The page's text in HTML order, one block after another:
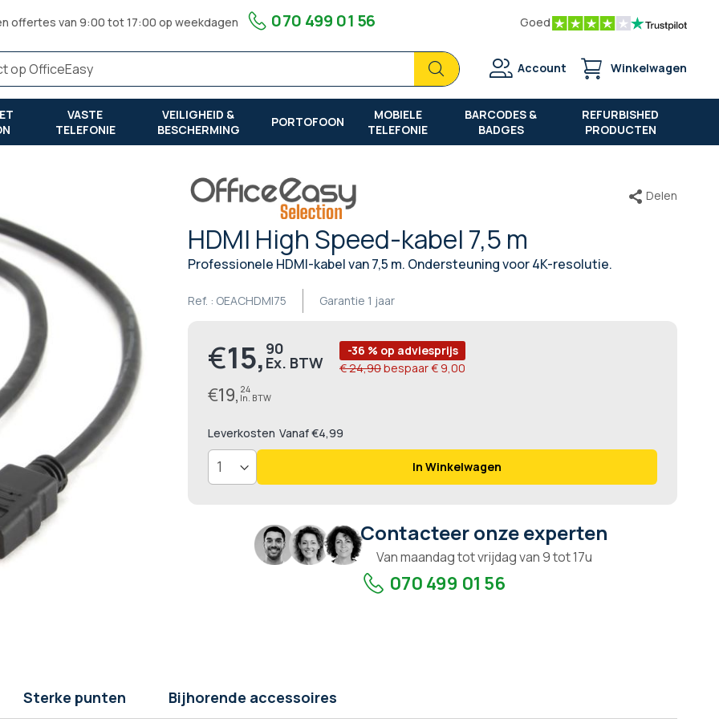
offertes van 9:00 tot 17:00 op weekdagen 070 499 01 56 Goed
Zoek
Zoek
Account Winkelwagen
VASTE
TELEFONIE
VEILIGHEID &
BESCHERMING
PORTOFOON
MOBIELE
TELEFONIE
BARCODES &
BADGES
REFURBISHED
PRODUCTEN
HDMI High Speed-kabel 7,5 m
Professionele HDMI-kabel van 7,5 m. Ondersteuning voor 4K-resolutie.
Garantie 1 jaar
Ref. : OEACHDMI75
Delen
Prijs
€15, 90
€19, 24
-36 % op adviesprijs
€ 24,90bespaar€ 9,00
Leverkosten Vanaf €4,99
In Winkelwagen
Contacteer onze experten
Van maandag tot vrijdag van 9 tot 17u
070 499 01 56
Sterke punten Bijhorende accessoires